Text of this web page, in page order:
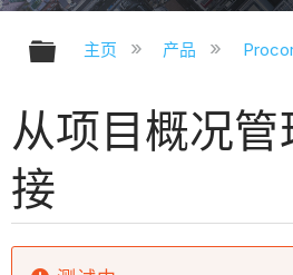
扩展/隐缩全局层次
主页 产品
从项目概况
接